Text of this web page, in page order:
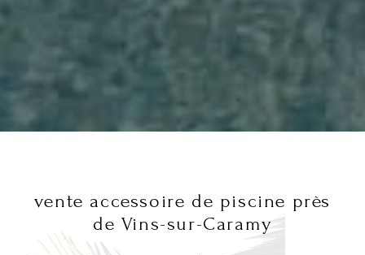
vente accessoire de piscine près
de Vins-sur-Caramy